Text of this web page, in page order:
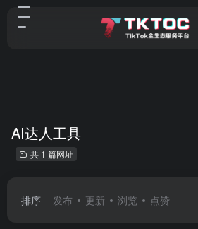
AI达人工具
共 1 篇网址
排序 发布 更新 浏览 点赞